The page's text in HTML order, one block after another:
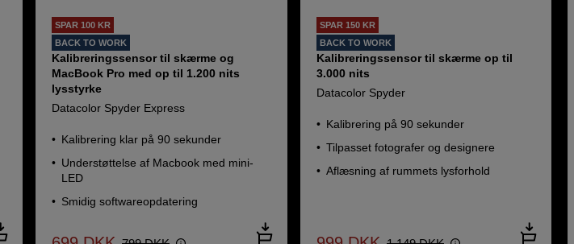
SPAR 100 KR
BACK TO WORK
Kalibreringssensor til skærme og
MacBook Pro med op til 1.200 nits
lysstyrke
Datacolor Spyder Express
Kalibrering klar på 90 sekunder
Understøttelse af Macbook med mini-
LED
Smidig softwareopdatering
SPAR 150 KR
BACK TO WORK
Kalibreringssensor til skærme op til
3.000 nits
Datacolor Spyder
Kalibrering på 90 sekunder
Tilpasset fotografer og designere
Aflæsning af rummets lysforhold